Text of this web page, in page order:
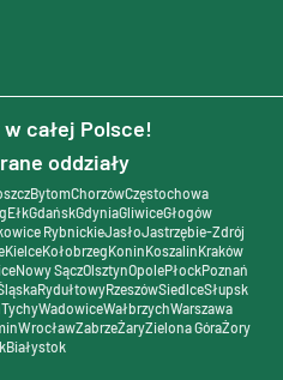
całej Polsce!
oddziały
BytomChorzówCzęstochowa
EłkGdańskGdyniaGliwiceGłogów
RybnickieJasłoJastrzębie-Zdrój
KielceKołobrzegKoninKoszalinKraków
Nowy SączOlsztynOpolePłockPoznań
RydułtowyRzeszówSiedlceSłupsk
TychyWadowiceWałbrzychWarszawa
WrocławZabrzeŻaryZielona GóraŻory
Białystok